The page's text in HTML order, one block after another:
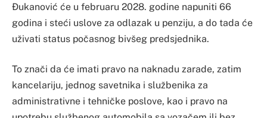
Đukanović će u februaru 2028. godine napuniti 66
godina i steći uslove za odlazak u penziju, a do tada će
uživati status počasnog bivšeg predsjednika.
To znači da će imati pravo na naknadu zarade, zatim
kancelariju, jednog savetnika i službenika za
administrativne i tehničke poslove, kao i pravo na